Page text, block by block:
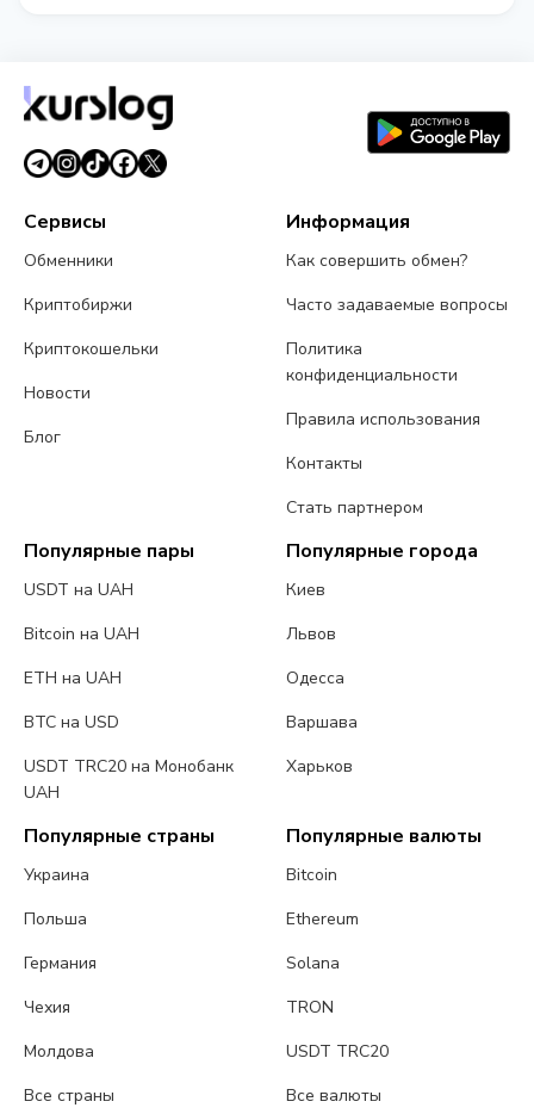
реальном времени.
Сервисы
Обменники
Криптобиржи
Криптокошельки
Новости
Блог
Информация
Как совершить обмен?
Часто задаваемые вопросы
Политика
конфиденциальности
Правила использования
Контакты
Стать партнером
Популярные пары
USDT на UAH
Bitcoin на UAH
ETH на UAH
BTC на USD
USDT TRC20 на Монобанк
UAH
Популярные города
Киев
Львов
Одесса
Варшава
Харьков
Популярные страны
Украина
Польша
Германия
Чехия
Молдова
Все страны
Популярные валюты
Bitcoin
Ethereum
Solana
TRON
USDT TRC20
Все валюты